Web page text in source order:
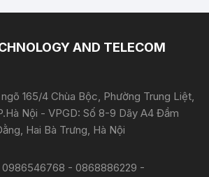
AND TELECOM
165/4 Chùa Bộc, Phường Trung Liệt,
Nội - VPGD: Số 8-9 Dãy A4 Đầm
Hai Bà Trưng, Hà Nội
0986546768 - 0868886229 -